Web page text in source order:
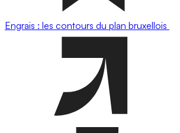
Engrais : les contours du plan bruxellois